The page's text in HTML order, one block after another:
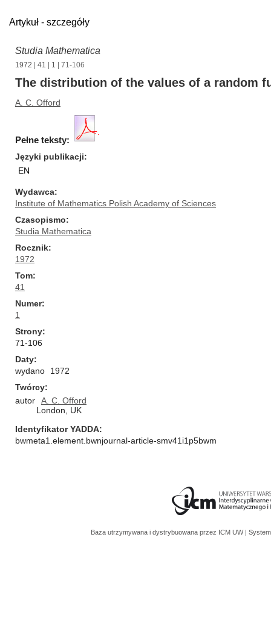
Artykuł - szczegóły
Studia Mathematica
1972 41 1 | 71-106
The distribution of the values of a random
A. C. Offord
Pełne teksty:
Języki publikacji
EN
Wydawca
Institute of Mathematics Polish Academy of Sciences
Czasopismo
Studia Mathematica
Rocznik
1972
Tom
41
Numer
1
Strony
71-106
Daty
wydano
1972
Twórcy
autor
A. C. Offord
London, UK
Identyfikator YADDA
bwmeta1.element.bwnjournal-article-smv41i1p5bwm
Baza utrzymywana i dystrybuowana przez ICM UW |